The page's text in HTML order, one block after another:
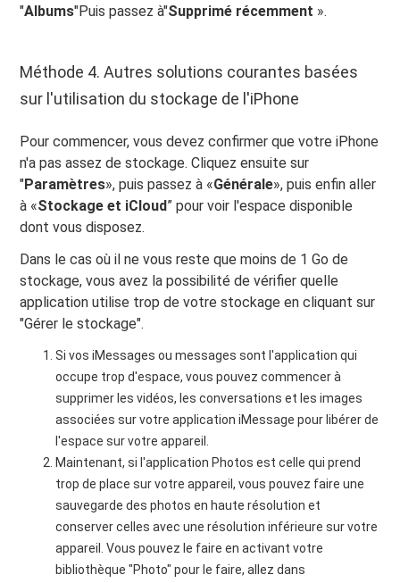
"Albums"Puis passez à"Supprimé récemment ».
Méthode 4. Autres solutions courantes basées
sur l'utilisation du stockage de l'iPhone
Pour commencer, vous devez confirmer que votre iPhone
n'a pas assez de stockage. Cliquez ensuite sur
"Paramètres», puis passez à «Générale», puis enfin aller
à «Stockage et iCloud” pour voir l'espace disponible
dont vous disposez.
Dans le cas où il ne vous reste que moins de 1 Go de
stockage, vous avez la possibilité de vérifier quelle
application utilise trop de votre stockage en cliquant sur
"Gérer le stockage".
Si vos iMessages ou messages sont l'application qui
occupe trop d'espace, vous pouvez commencer à
supprimer les vidéos, les conversations et les images
associées sur votre application iMessage pour libérer de
l'espace sur votre appareil.
Maintenant, si l'application Photos est celle qui prend
trop de place sur votre appareil, vous pouvez faire une
sauvegarde des photos en haute résolution et
conserver celles avec une résolution inférieure sur votre
appareil. Vous pouvez le faire en activant votre
bibliothèque "Photo" pour le faire, allez dans